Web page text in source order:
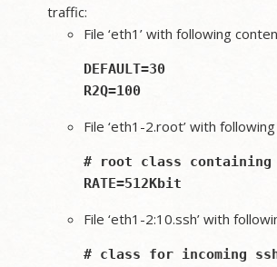
traffic:
File ‘eth1’ with following
DEFAULT=30
File ‘eth1-2.root’ with
# root class containing
File ‘eth1-2:10.ssh’ with
# class for incoming